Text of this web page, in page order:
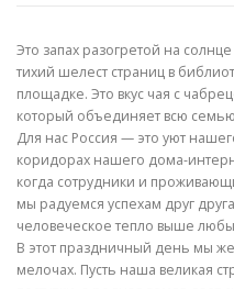
Это запах разогретой на
тихий шелест страниц в
площадке. Это вкус чая с
который объединяет всю
Для нас Россия — это уют
коридорах нашего дома-
когда сотрудники и
мы радуемся успехам друг
человеческое тепло выше
В этот праздничный день мы
мелочах. Пусть наша великая